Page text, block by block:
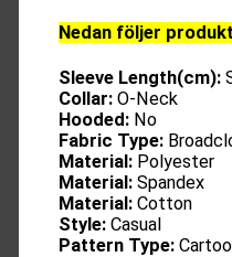
Nedan följer
Sleeve Length(cm):
Collar: O-Neck
Hooded: No
Fabric Type:
Material: Polyester
Material: Spandex
Material: Cotton
Style: Casual
Pattern Type: